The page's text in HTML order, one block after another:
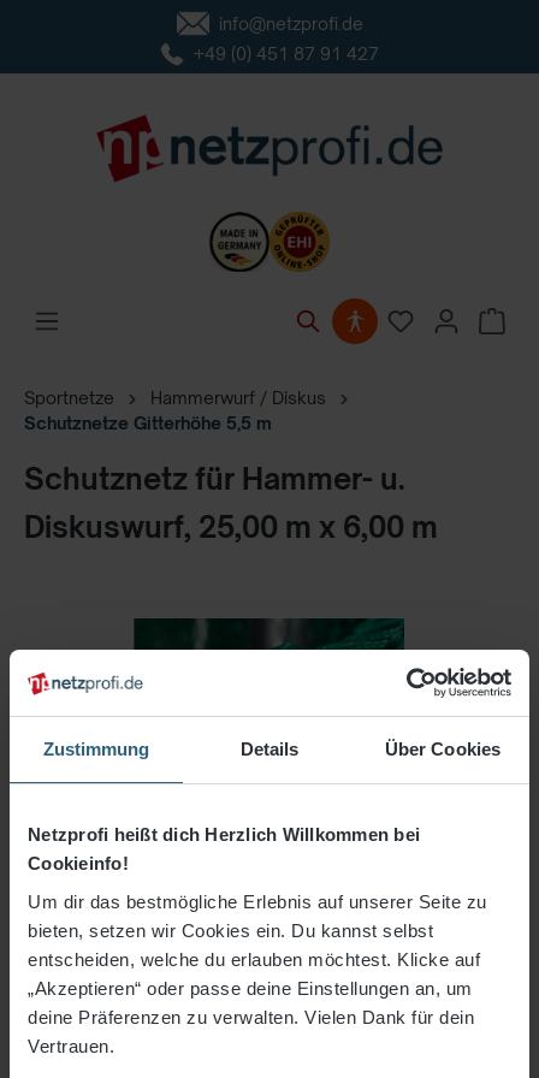
Zustimmung Details Über Cookies
Netzprofi heißt dich Herzlich Willkommen bei
Cookieinfo!
Um dir das bestmögliche Erlebnis auf unserer Seite zu
bieten, setzen wir Cookies ein. Du kannst selbst
entscheiden, welche du erlauben möchtest. Klicke auf
„Akzeptieren“ oder passe deine Einstellungen an, um
deine Präferenzen zu verwalten. Vielen Dank für dein
Vertrauen.
info@netzprofi.de
+49 (0) 451 87 91 427
Sportnetze
Hammerwurf / Diskus
Schutznetze Gitterhöhe 5,5 m
Schutznetz für Hammer- u.
Diskuswurf, 25,00 m x 6,00 m
1.410,04 €*